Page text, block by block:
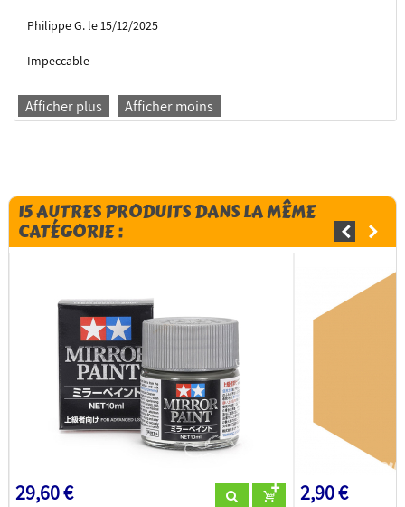
Philippe G. le 15/12/2025
Impeccable
Afficher plus Afficher moins
15 AUTRES PRODUITS DANS LA MÊME
CATÉGORIE :
29,60 € 2,90 €